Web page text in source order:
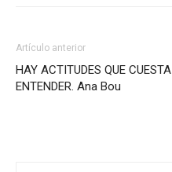
Artículo anterior
HAY ACTITUDES QUE CUESTA
ENTENDER. Ana Bou